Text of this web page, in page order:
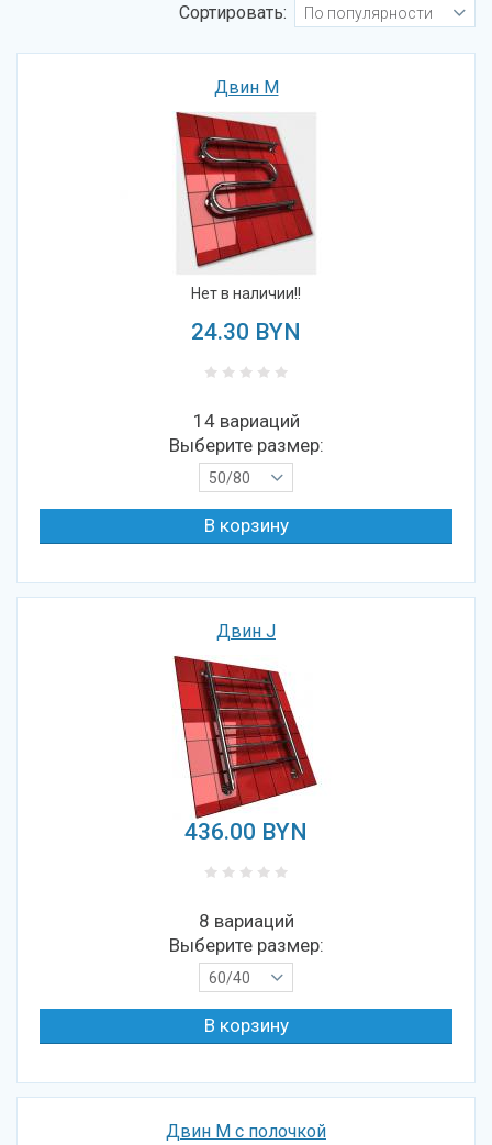
Сортировать: По популярности
Двин M
Нет в наличии!!
24.30 BYN
14 вариаций
Выберите размер:
50/80
Двин J
436.00 BYN
8 вариаций
Выберите размер:
60/40
Двин M с полочкой